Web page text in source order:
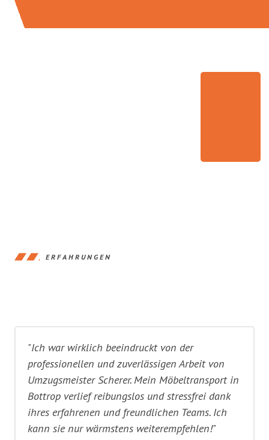
ERFAHRUNGEN
"Ich war wirklich beeindruckt von der
professionellen und zuverlässigen Arbeit von
Umzugsmeister Scherer. Mein Möbeltransport in
Bottrop verlief reibungslos und stressfrei dank
ihres erfahrenen und freundlichen Teams. Ich
kann sie nur wärmstens weiterempfehlen!"